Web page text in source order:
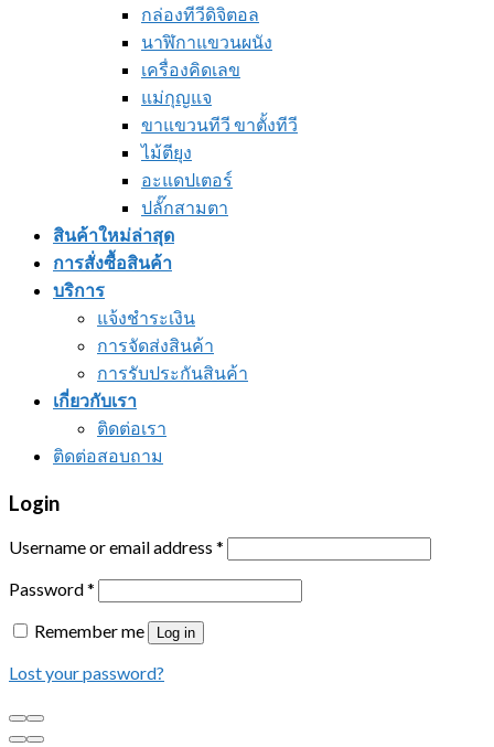
กล่องทีวีดิจิตอล
นาฬิกาแขวนผนัง
เครื่องคิดเลข
แม่กุญแจ
ขาแขวนทีวี ขาตั้งทีวี
ไม้ตียุง
อะแดปเตอร์
ปลั๊กสามตา
สินค้าใหม่ล่าสุด
การสั่งซื้อสินค้า
บริการ
แจ้งชำระเงิน
การจัดส่งสินค้า
การรับประกันสินค้า
เกี่ยวกับเรา
ติดต่อเรา
ติดต่อสอบถาม
Login
Username or email address *
Password*
Remember me
Log in
Lost your password?